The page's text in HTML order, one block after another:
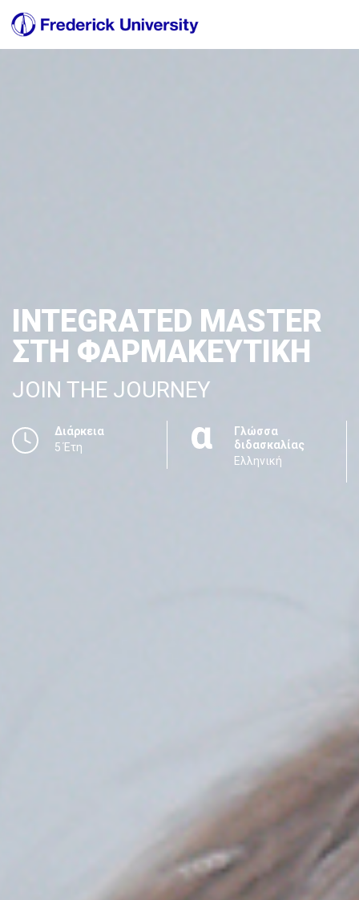
INTEGRATED MASTER
ΣΤΗ ΦΑΡΜΑΚΕΥΤΙΚΗ
JOIN THE JOURNEY
Διάρκεια
5 Έτη
Γλώσσα
διδασκαλίας
Ελληνική